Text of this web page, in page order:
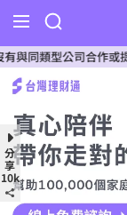
供您個人相關資
分
享
10k